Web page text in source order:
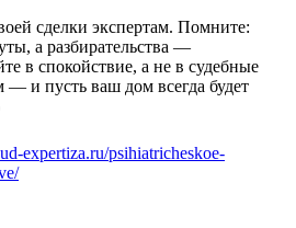
сделки экспертам. Помните:
а разбирательства —
в спокойствие, а не в судебные
и пусть ваш дом всегда будет
expertiza.ru/psihiatricheskoe-